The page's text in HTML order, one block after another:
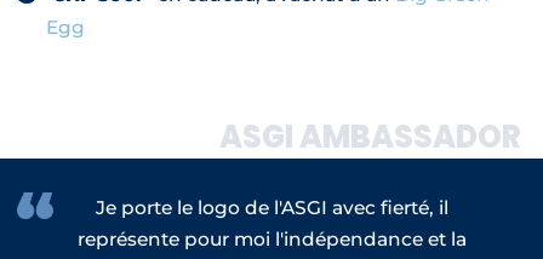
Egg
ASGI AMBASSADOR
Je porte le logo de l'ASGI avec fierté, il
représente pour moi l'indépendance et la